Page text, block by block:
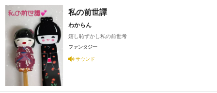
私の前世譚
わからん
嬉し恥ずかし私の前世考
ファンタジー
サウンド